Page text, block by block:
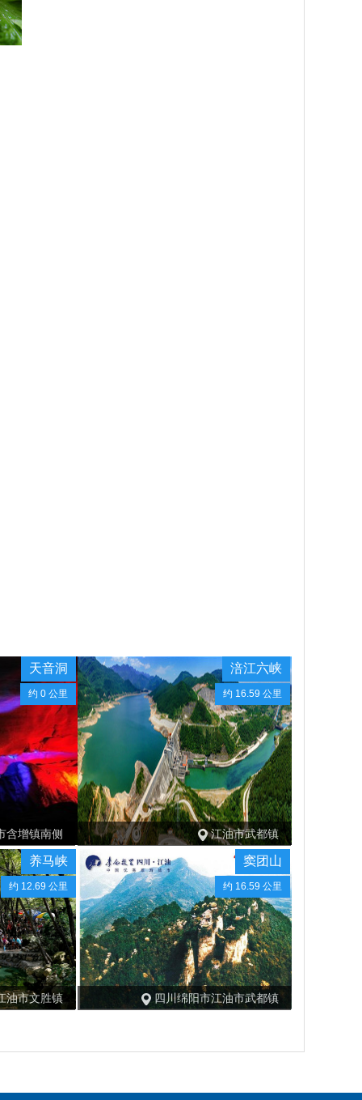
天音洞
约 0 公里
含增镇南侧
养马峡
约 12.69 公里
油市文胜镇
涪江六峡
约 16.59 公里
江油市武都镇
窦团山
约 16.59 公里
四川绵阳市江油市武都镇